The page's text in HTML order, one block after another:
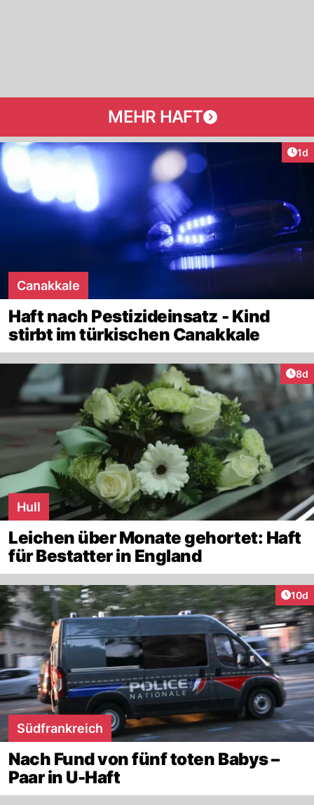
MEHR HAFT
1d
Canakkale
Haft nach Pestizideinsatz - Kind
stirbt im türkischen Canakkale
8d
Hull
Leichen über Monate gehortet: Haft
für Bestatter in England
10d
Südfrankreich
Nach Fund von fünf toten Babys –
Paar in U-Haft